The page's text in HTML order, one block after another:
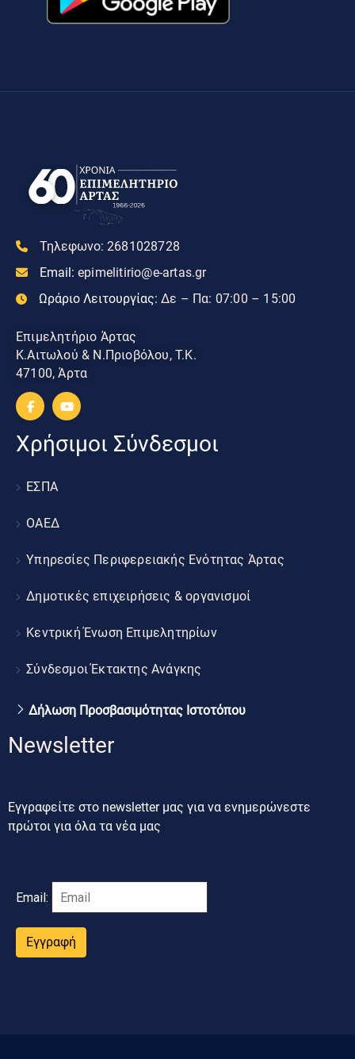
Τηλεφωνο: 2681028728
Email: epimelitirio@e-artas.gr
Ωράριο Λειτουργίας: Δε – Πα: 07:00 – 15:00
Επιμελητήριο Άρτας
Κ.Αιτωλού & Ν.Πριοβόλου, Τ.Κ.
47100, Άρτα
Χρήσιμοι Σύνδεσμοι
ΕΣΠΑ
ΟΑΕΔ
Υπηρεσίες Περιφερειακής Ενότητας Άρτας
Δημοτικές επιχειρήσεις & οργανισμοί
Κεντρική Ένωση Επιμελητηρίων
Σύνδεσμοι Έκτακτης Ανάγκης
Δήλωση Προσβασιμότητας Ιστοτόπου
Newsletter
Εγγραφείτε στο newsletter μας για να ενημερώνεστε
πρώτοι για όλα τα νέα μας
Email:
Εγγραφή